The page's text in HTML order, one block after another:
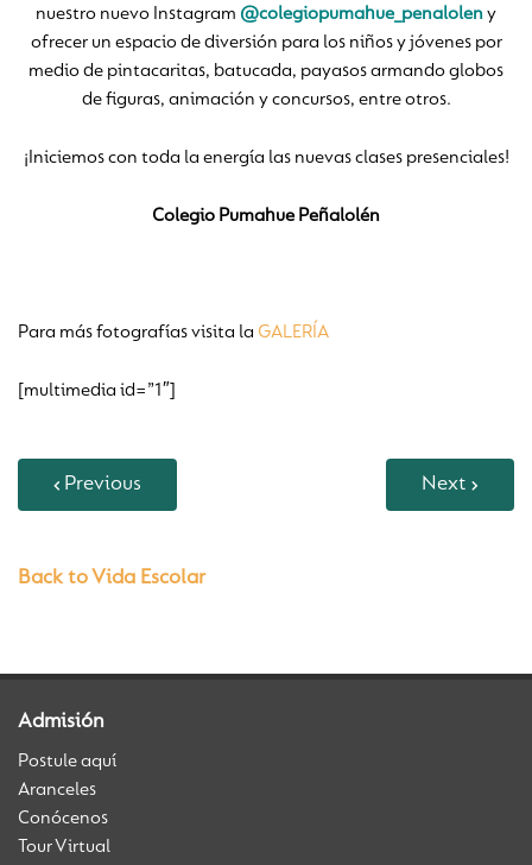
nuestro nuevo Instagram @colegiopumahue_penaloleny
ofrecer un espacio de diversión para los niños y jóvenes por
medio de pintacaritas, batucada, payasos armando globos
de figuras, animación y concursos, entre otros.
¡Iniciemos con toda la energía las nuevas clases presenciales!
Colegio Pumahue Peñalolén
Para más fotografías visita la GALERÍA
[multimedia id=”1″]
Previous Next
Back to Vida Escolar
Admisión
Postule aquí
Aranceles
Conócenos
Tour Virtual